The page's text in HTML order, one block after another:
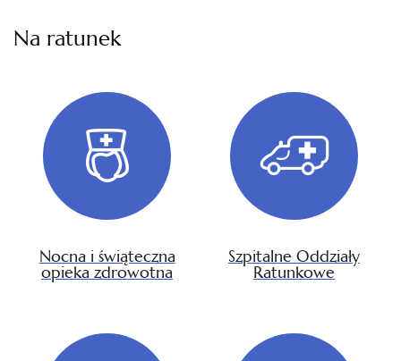
Na ratunek
Nocna i świąteczna
opieka zdrowotna
Szpitalne Oddziały
Ratunkowe